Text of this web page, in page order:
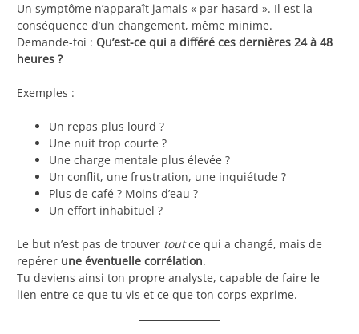
Un symptôme n’apparaît jamais « par hasard ». Il est la
conséquence d’un changement, même minime.
Demande-toi : Qu’est-ce qui a différé ces dernières 24 à 48
heures ?
Exemples :
Un repas plus lourd ?
Une nuit trop courte ?
Une charge mentale plus élevée ?
Un conflit, une frustration, une inquiétude ?
Plus de café ? Moins d’eau ?
Un effort inhabituel ?
Le but n’est pas de trouver toutce qui a changé, mais de
repérer une éventuelle corrélation.
Tu deviens ainsi ton propre analyste, capable de faire le
lien entre ce que tu vis et ce que ton corps exprime.